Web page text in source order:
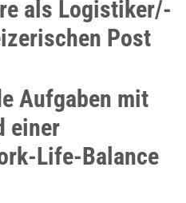
als Logistiker/-
Post
Aufgaben mit
einer
Life-Balance